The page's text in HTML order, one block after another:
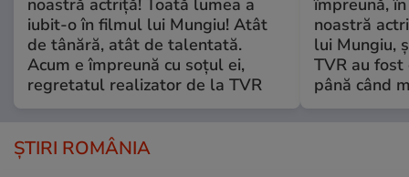
noastră actriță! Toată lumea a
iubit-o în filmul lui Mungiu! Atât
de tânără, atât de talentată.
Acum e împreună cu soțul ei,
regretatul realizator de la TVR
împreună,
noastră
lui Mungiu,
TVR au
până când
ȘTIRI ROMÂNIA